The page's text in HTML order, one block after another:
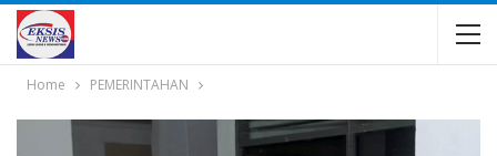
Home PEMERINTAHAN